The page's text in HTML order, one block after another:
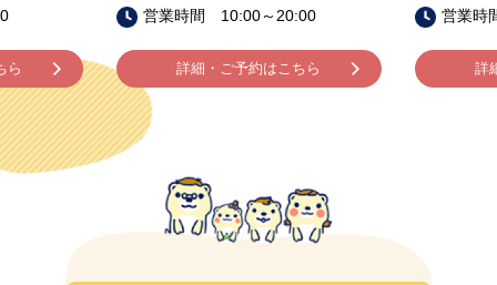
ら
営業時間 10:00～20:00
詳細・ご予約はこちら
営業時
詳